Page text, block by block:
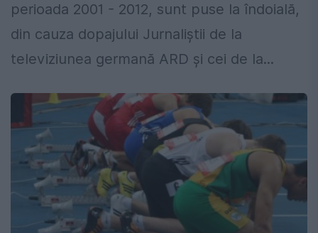
perioada 2001 - 2012, sunt puse la îndoială,
din cauza dopajului Jurnaliștii de la
televiziunea germană ARD și cei de la...